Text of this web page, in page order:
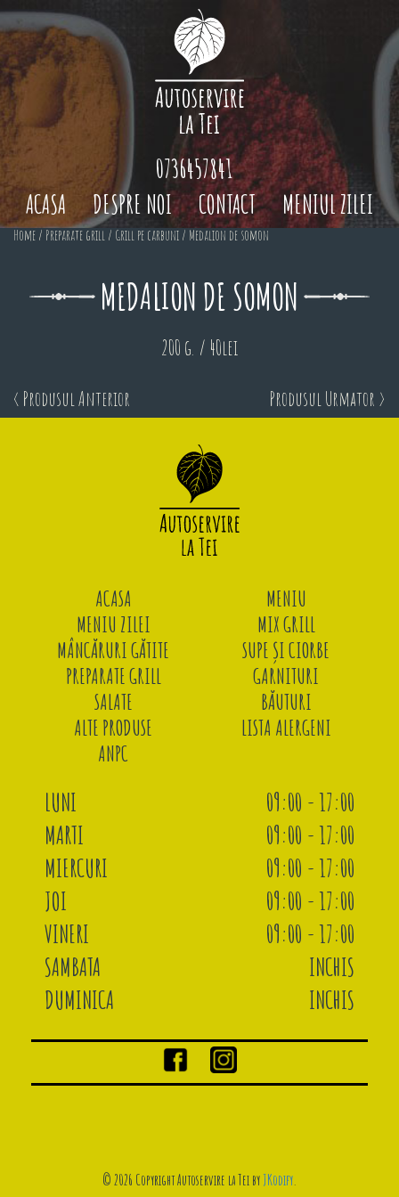
ACASA DESPRE NOI CONTACT MENIUL ZILEI
0736457841
Home / Preparate grill / Grill pe carbuni / Medalion de somon
MEDALION DE SOMON
200 g. / 40lei
< Produsul Anterior Produsul Urmator >
ACASA
MENIU
MENIU ZILEI
MIX GRILL
MÂNCĂRURI GĂTITE
SUPE ȘI CIORBE
PREPARATE GRILL
GARNITURI
SALATE
BĂUTURI
ALTE PRODUSE
LISTA ALERGENI
ANPC
LUNI
09:00 - 17:00
MARTI
09:00 - 17:00
MIERCURI
09:00 - 17:00
JOI
09:00 - 17:00
VINERI
09:00 - 17:00
SAMBATA
INCHIS
DUMINICA
INCHIS
© 2026 Copyright Autoservire la Tei byJKodify.